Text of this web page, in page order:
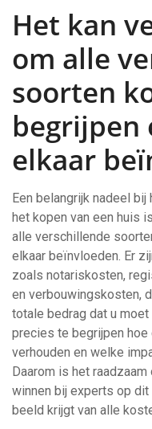
Het kan
om alle
soorten
begrijpen
elkaar
Een belangrijk nadeel
het kopen van een huis
alle verschillende
elkaar beïnvloeden. Er
zoals notariskosten,
en verbouwingskosten,
totale bedrag dat u
precies te begrijpen
verhouden en welke
Daarom is het
winnen bij experts op
beeld krijgt van alle